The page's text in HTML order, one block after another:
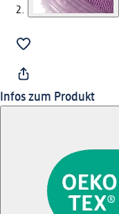
Infos zum Produkt